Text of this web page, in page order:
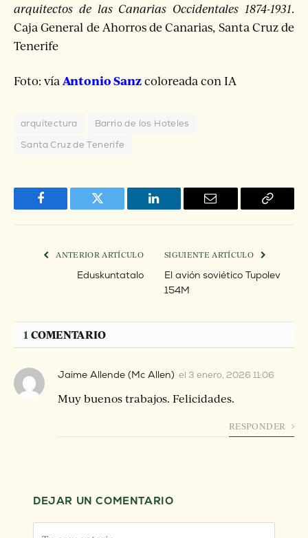
arquitectos de las Canarias Occidentales 1874-1931.
Caja General de Ahorros de Canarias, Santa Cruz de
Tenerife
Foto: vía Antonio Sanzcoloreada con IA
arquitectura
Barrio de los Hoteles
Santa Cruz de Tenerife
Facebook Twitter LinkedIn
Correo
Copiar
ANTERIOR ARTÍCULO
Eduskuntatalo
SIGUIENTE ARTÍCULO
El avión soviético Tupolev
154M
1 COMENTARIO
Jaime Allende (Mc Allen) el 3 enero, 2026 11:06
Muy buenos trabajos. Felicidades.
RESPONDER
DEJAR UN COMENTARIO